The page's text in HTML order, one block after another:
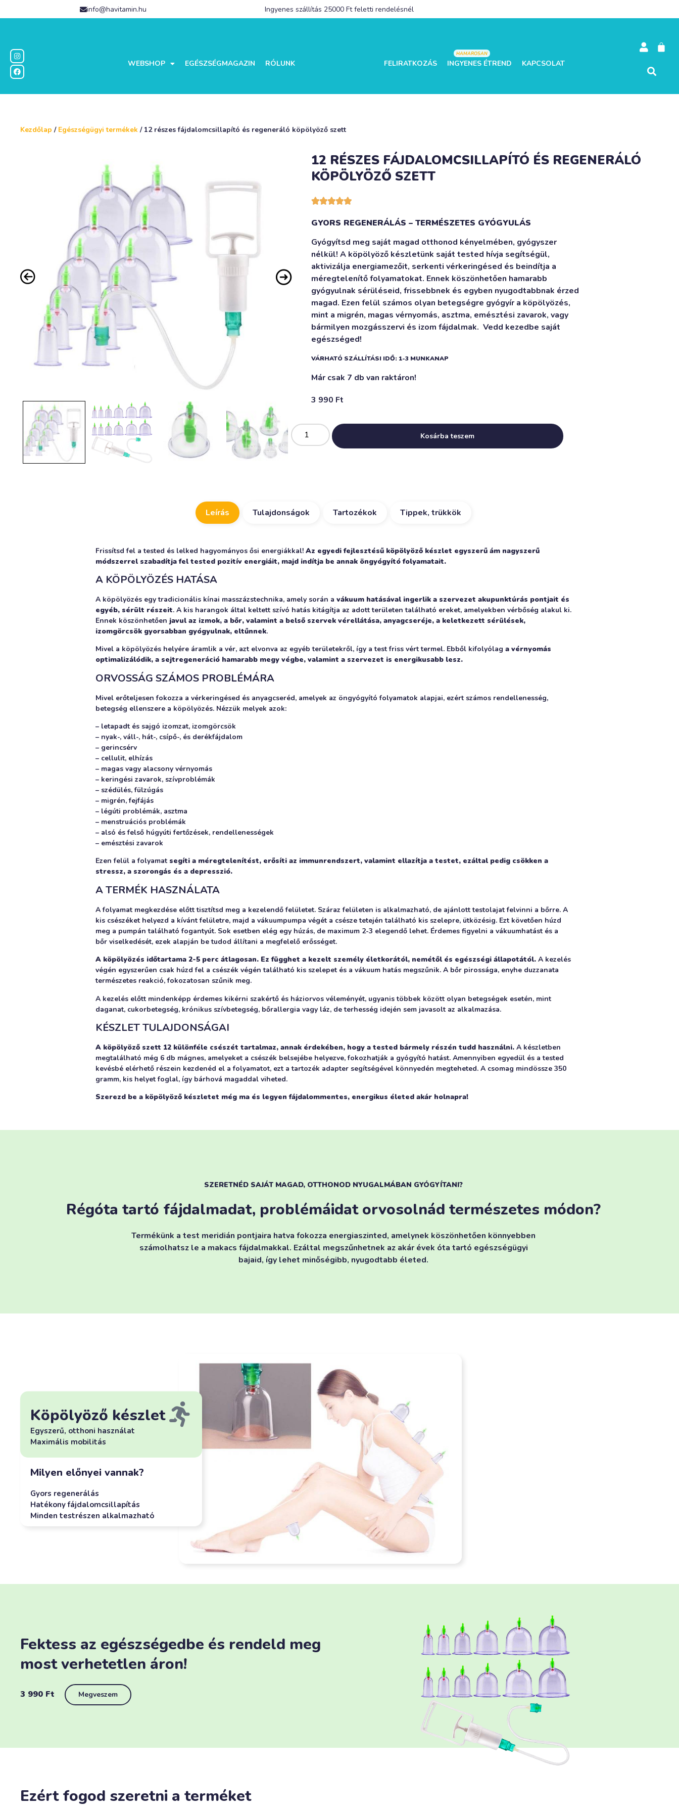
info@havitamin.hu Ingyenes szállítás 25000 Ft feletti rendelésnél
WEBSHOP EGÉSZSÉGMAGAZIN RÓLUNK
HAMAROSAN
FELIRATKOZÁS INGYENES ÉTREND KAPCSOLAT
Kezdőlap / Egészségügyi termékek / 12 részes fájdalomcsillapító és regeneráló köpölyöző szett
12 RÉSZES FÁJDALOMCSILLAPÍTÓ ÉS REGENERÁLÓ
KÖPÖLYÖZŐ SZETT

GYORS REGENERÁLÁS – TERMÉSZETES GYÓGYULÁS
Gyógyítsd meg saját magad otthonod kényelmében, gyógyszer
nélkül! A köpölyöző készletünk saját tested hívja segítségül,
aktivizálja energiamezőit, serkenti vérkeringésed és beindítja a
méregtelenítő folyamatokat. Ennek köszönhetően hamarabb
gyógyulnak sérüléseid, frissebbnek és egyben nyugodtabbnak érzed
magad. Ezen felül számos olyan betegségre gyógyír a köpölyözés,
mint a migrén, magas vérnyomás, asztma, emésztési zavarok, vagy
bármilyen mozgásszervi és izom fájdalmak. Vedd kezedbe saját
egészséged!
VÁRHATÓ SZÁLLÍTÁSI IDŐ: 1-3 MUNKANAP
Már csak 7 db van raktáron!
3 990 Ft
Kosárba teszem
Alternative:
Leírás Tulajdonságok Tartozékok Tippek, trükkök
Frissítsd fel a tested és lelked hagyományos ősi energiákkal! Az egyedi fejlesztésű köpölyöző készlet egyszerű ám nagyszerű
módszerrel szabadítja fel tested pozitív energiáit, majd indítja be annak öngyógyító folyamatait.
A KÖPÖLYÖZÉS HATÁSA
A köpölyözés egy tradicionális kínai masszázstechnika, amely során a vákuum hatásával ingerlik a szervezet akupunktúrás pontjait és
egyéb, sérült részeit. A kis harangok által keltett szívó hatás kitágítja az adott területen található ereket, amelyekben vérbőség alakul ki.
Ennek köszönhetően javul az izmok, a bőr, valamint a belső szervek vérellátása, anyagcseréje, a keletkezett sérülések,
izomgörcsök gyorsabban gyógyulnak, eltűnnek.
Mivel a köpölyözés helyére áramlik a vér, azt elvonva az egyéb területekről, így a test friss vért termel. Ebből kifolyólag a vérnyomás
optimalizálódik, a sejtregeneráció hamarabb megy végbe, valamint a szervezet is energikusabb lesz.
ORVOSSÁG SZÁMOS PROBLÉMÁRA
Mivel erőteljesen fokozza a vérkeringésed és anyagcseréd, amelyek az öngyógyító folyamatok alapjai, ezért számos rendellenesség,
betegség ellenszere a köpölyözés. Nézzük melyek azok:
– letapadt és sajgó izomzat, izomgörcsök
– nyak-, váll-, hát-, csípő-, és derékfájdalom
– gerincsérv
– cellulit, elhízás
– magas vagy alacsony vérnyomás
– keringési zavarok, szívproblémák
– szédülés, fülzúgás
– migrén, fejfájás
– légúti problémák, asztma
– menstruációs problémák
– alsó és felső húgyúti fertőzések, rendellenességek
– emésztési zavarok
Ezen felül a folyamat segíti a méregtelenítést, erősíti az immunrendszert, valamint ellazítja a testet, ezáltal pedig csökken a
stressz, a szorongás és a depresszió.
A TERMÉK HASZNÁLATA
A folyamat megkezdése előtt tisztítsd meg a kezelendő felületet. Száraz felületen is alkalmazható, de ajánlott testolajat felvinni a bőrre. A
kis csészéket helyezd a kívánt felületre, majd a vákuumpumpa végét a csésze tetején található kis szelepre, ütközésig. Ezt követően húzd
meg a pumpán található fogantyút. Sok esetben elég egy húzás, de maximum 2-3 elegendő lehet. Érdemes figyelni a vákuumhatást és a
bőr viselkedését, ezek alapján be tudod állítani a megfelelő erősséget.
A köpölyözés időtartama 2-5 perc átlagosan. Ez függhet a kezelt személy életkorától, nemétől és egészségi állapotától.A kezelés
végén egyszerűen csak húzd fel a csészék végén található kis szelepet és a vákuum hatás megszűnik. A bőr pirossága, enyhe duzzanata
természetes reakció, fokozatosan szűnik meg.
A kezelés előtt mindenképp érdemes kikérni szakértő és háziorvos véleményét, ugyanis többek között olyan betegségek esetén, mint
daganat, cukorbetegség, krónikus szívbetegség, bőrallergia vagy láz, de terhesség idején sem javasolt az alkalmazása.
KÉSZLET TULAJDONSÁGAI
A köpölyöző szett 12 különféle csészét tartalmaz, annak érdekében, hogy a tested bármely részén tudd használni.A készletben
megtalálható még 6 db mágnes, amelyeket a csészék belsejébe helyezve, fokozhatják a gyógyító hatást. Amennyiben egyedül és a tested
kevésbé elérhető részein kezdenéd el a folyamatot, ezt a tartozék adapter segítségével könnyedén megteheted. A csomag mindössze 350
gramm, kis helyet foglal, így bárhová magaddal viheted.
Szerezd be a köpölyöző készletet még ma és legyen fájdalommentes, energikus életed akár holnapra!
SZERETNÉD SAJÁT MAGAD, OTTHONOD NYUGALMÁBAN GYÓGYÍTANI?
Régóta tartó fájdalmadat, problémáidat orvosolnád természetes módon?
Termékünk a test meridián pontjaira hatva fokozza energiaszinted, amelynek köszönhetően könnyebben
számolhatsz le a makacs fájdalmakkal. Ezáltal megszűnhetnek az akár évek óta tartó egészségügyi
bajaid, így lehet minőségibb, nyugodtabb életed.
Köpölyöző készlet
Egyszerű, otthoni használat
Maximális mobilitás
Milyen előnyei vannak?
Gyors regenerálás
Hatékony fájdalomcsillapítás
Minden testrészen alkalmazható
Fektess az egészségedbe és rendeld meg
most verhetetlen áron!
3 990 Ft Megveszem
Ezért fogod szeretni a terméket